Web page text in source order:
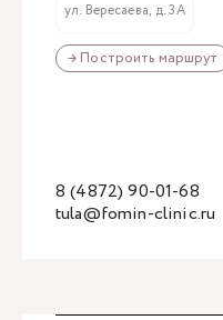
ул. Вересаева, д. 3А
→ Построить маршрут
tula@fomin-clinic.ru
8 (4872) 90-01-68